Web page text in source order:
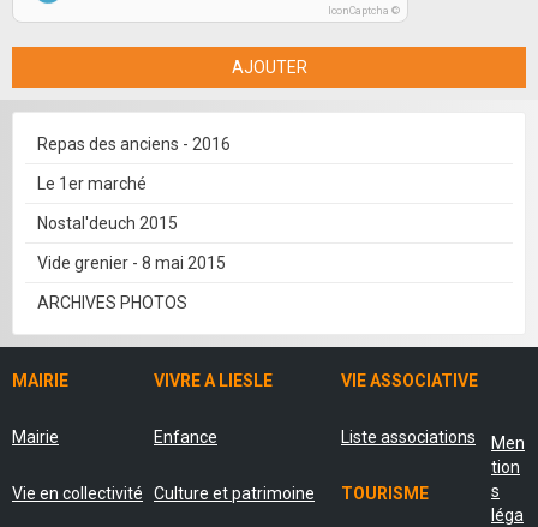
IconCaptcha ©
AJOUTER
Repas des anciens - 2016
Le 1er marché
Nostal'deuch 2015
Vide grenier - 8 mai 2015
ARCHIVES PHOTOS
MAIRIE VIVRE A LIESLE VIE ASSOCIATIVE
Mairie Enfance Liste associations
Vie en collectivité Culture et patrimoine TOURISME
Men
tion
s
léga